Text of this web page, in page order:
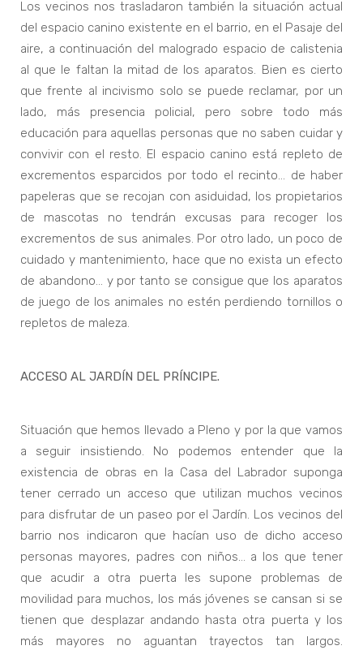
Los vecinos nos trasladaron también la situación actual
del espacio canino existente en el barrio, en el Pasaje del
aire, a continuación del malogrado espacio de calistenia
al que le faltan la mitad de los aparatos. Bien es cierto
que frente al incivismo solo se puede reclamar, por un
lado, más presencia policial, pero sobre todo más
educación para aquellas personas que no saben cuidar y
convivir con el resto. El espacio canino está repleto de
excrementos esparcidos por todo el recinto… de haber
papeleras que se recojan con asiduidad, los propietarios
de mascotas no tendrán excusas para recoger los
excrementos de sus animales. Por otro lado, un poco de
cuidado y mantenimiento, hace que no exista un efecto
de abandono… y por tanto se consigue que los aparatos
de juego de los animales no estén perdiendo tornillos o
repletos de maleza.
ACCESO AL JARDÍN DEL PRÍNCIPE.
Situación que hemos llevado a Pleno y por la que vamos
a seguir insistiendo. No podemos entender que la
existencia de obras en la Casa del Labrador suponga
tener cerrado un acceso que utilizan muchos vecinos
para disfrutar de un paseo por el Jardín. Los vecinos del
barrio nos indicaron que hacían uso de dicho acceso
personas mayores, padres con niños… a los que tener
que acudir a otra puerta les supone problemas de
movilidad para muchos, los más jóvenes se cansan si se
tienen que desplazar andando hasta otra puerta y los
más mayores no aguantan trayectos tan largos.